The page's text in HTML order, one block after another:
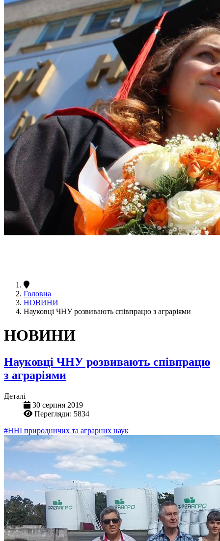
Головна
НОВИНИ
Науковці ЧНУ розвивають співпрацю з аграріями
НОВИНИ
Науковці ЧНУ розвивають співпрацю
з аграріями
Деталі
30 серпня 2019
Перегляди: 5834
#ННІ природничих та аграрних наук